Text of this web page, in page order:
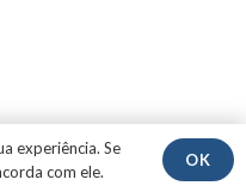
experiência. Se
com ele.
OK